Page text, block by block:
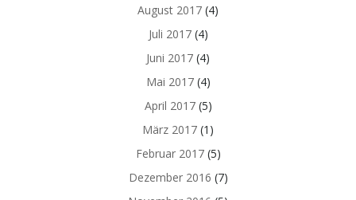
August 2017 (4)
Juli 2017(4)
Juni 2017 (4)
Mai 2017(4)
April 2017(5)
März 2017 (1)
Februar 2017(5)
Dezember 2016 (7)